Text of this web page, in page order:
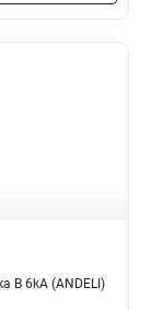
B 6kA (ANDELI)